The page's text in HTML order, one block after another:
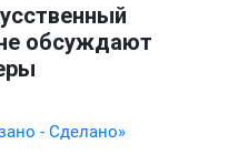
обсуждают
- Сделано»